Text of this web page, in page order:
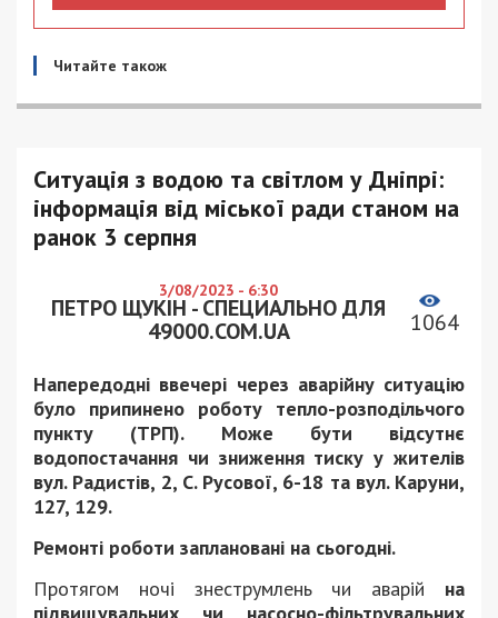
Читайте також
Ситуація з водою та світлом у Дніпрі:
інформація від міської ради станом на
ранок 3 серпня
3/08/2023 - 6:30
ПЕТРО ЩУКІН - СПЕЦИАЛЬНО ДЛЯ
49000.COM.UA
1064
Напередодні ввечері через аварійну ситуацію
було припинено роботу тепло-розподільчого
пункту (ТРП). Може бути відсутнє
водопостачання чи зниження тиску у жителів
вул. Радистів, 2, С. Русової, 6-18 та вул. Каруни,
127, 129.
Ремонті роботи заплановані на сьогодні.
Протягом ночі знеструмлень чи аварій на